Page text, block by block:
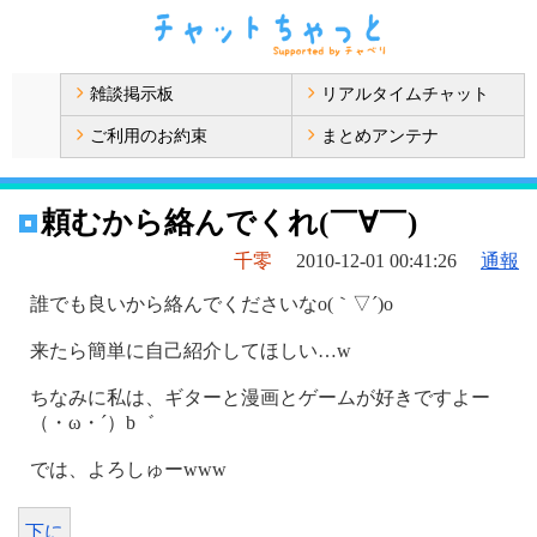
雑談掲示板 リアルタイムチャット
ご利用のお約束 まとめアンテナ
頼むから絡んでくれ(￣∀￣)
千零 2010-12-01 00:41:26 通報
誰でも良いから絡んでくださいなo(｀▽´)o
来たら簡単に自己紹介してほしい…w
ちなみに私は、ギターと漫画とゲームが好きですよー
（・ω・´）b゛
では、よろしゅーwww
下に